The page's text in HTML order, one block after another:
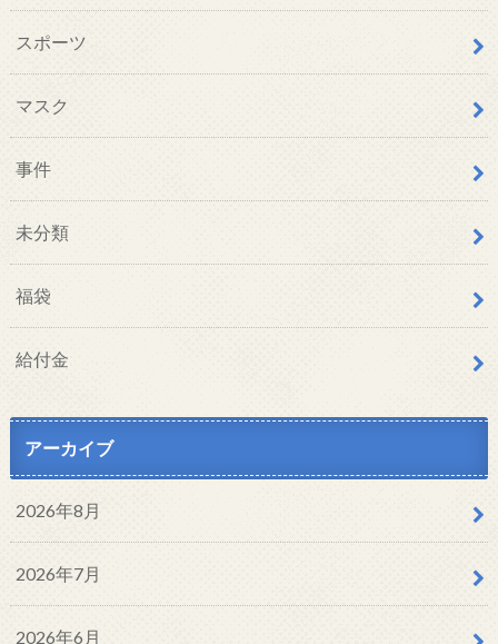
スポーツ
マスク
事件
未分類
福袋
給付金
アーカイブ
2026年8月
2026年7月
2026年6月